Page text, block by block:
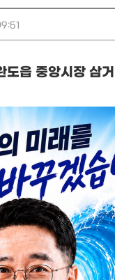
도읍 중앙시장 삼